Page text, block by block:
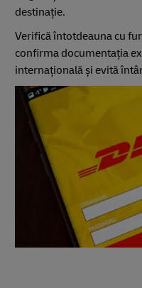
destinație.
Verifică întotdeauna cu
confirma documentația
internațională și evită